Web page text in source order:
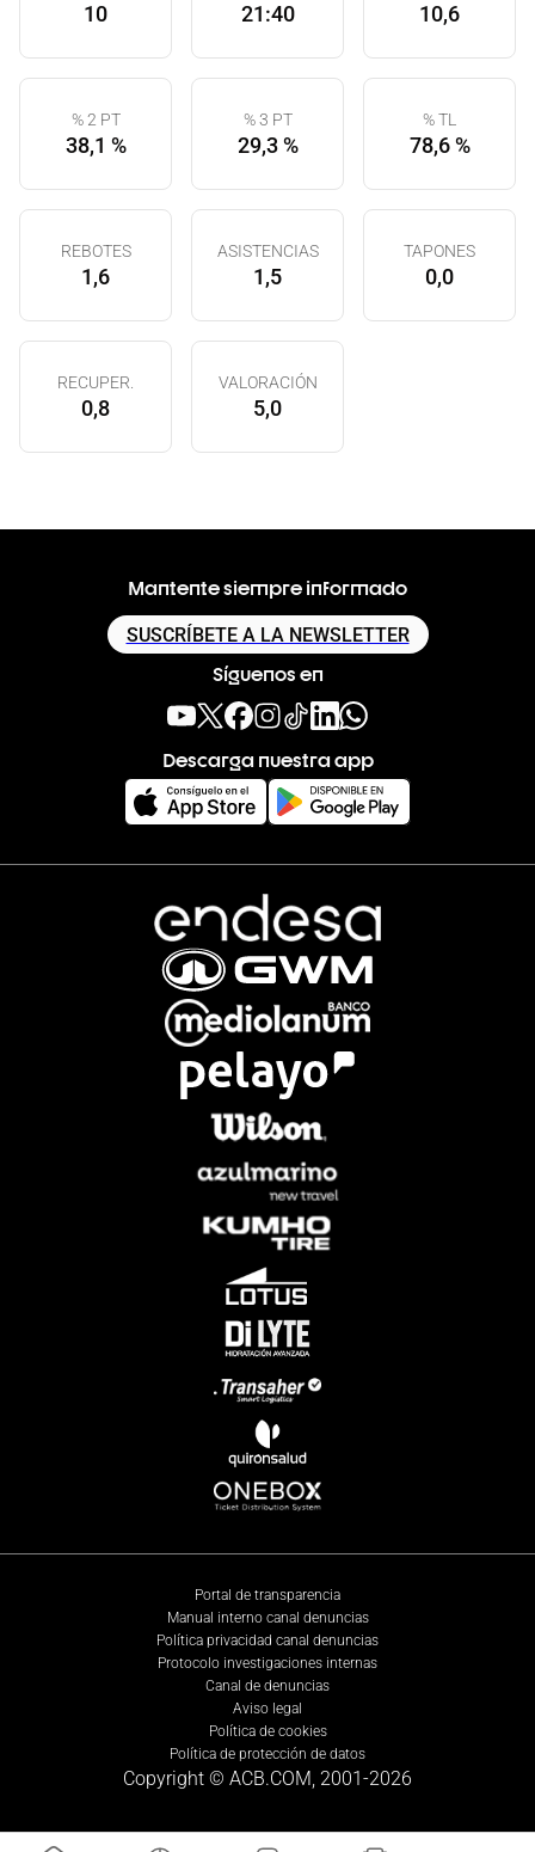
10 21:40 10,6
% 2 PT
38,1 %
% 3 PT
29,3 %
% TL
78,6 %
REBOTES
1,6
ASISTENCIAS
1,5
TAPONES
0,0
RECUPER.
0,8
VALORACIÓN
5,0
Mantente siempre informado
SUSCRÍBETE A LA NEWSLETTER
Síguenos en
Descarga nuestra app
Portal de transparencia
Manual interno canal denuncias
Política privacidad canal denuncias
Protocolo investigaciones internas
Canal de denuncias
Aviso legal
Política de cookies
Política de protección de datos
Copyright © ACB.COM, 2001-2026